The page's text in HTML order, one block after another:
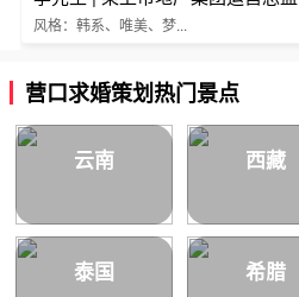
风格：韩系、唯美、梦...
营口求婚策划热门景点
云南 西藏
泰国 希腊